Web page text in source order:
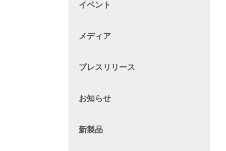
イベント
メディア
プレスリリース
お知らせ
新製品